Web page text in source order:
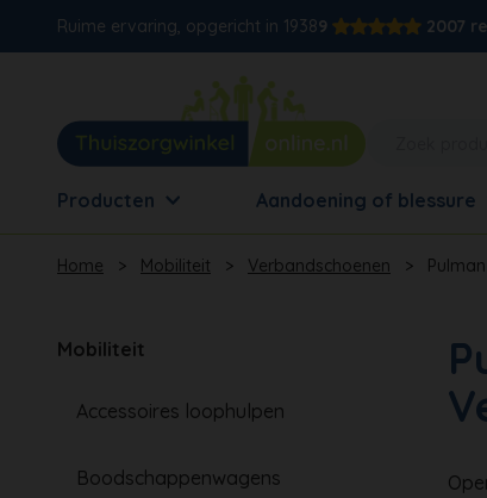
Ruime ervaring, opgericht in 19389 2007
Producten Aandoening of blessure
Home > Mobiliteit > Verbandschoenen >
Mobiliteit
Accessoires loophulpen
Boodschappenwagens